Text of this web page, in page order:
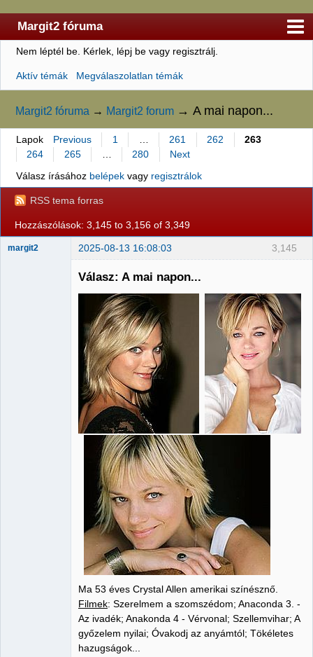
Margit2 fóruma
Kezdőlap
Felhasználólista
Szabályzat
Keresés
Regisztráció
Belépés
Nem léptél be. Kérlek, lépj be vagy regisztrálj.
Aktív témák Megválaszolatlan témák
Margit2 fóruma → Margit2 forum →A mai napon...
Lapok Previous 1 261 262
263
264
265 280
Next
Válasz írásához belépekvagy regisztrálok
RSS tema forras
Hozzászólások: 3,145 to 3,156 of 3,349
3,145
margit2 2025-08-13 16:08:03
Válasz: A mai napon...
Ma 53 éves Crystal Allen amerikai színésznő.
Filmek: Szerelmem a szomszédom; Anaconda 3. -
Az ivadék; Anakonda 4 - Vérvonal; Szellemvihar; A
győzelem nyilai; Óvakodj az anyámtól; Tökéletes
hazugságok...